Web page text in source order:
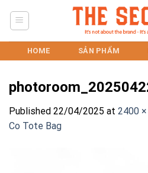
HOME SẢN PHẨM
Published 22/04/2025 at 2400
Co Tote Bag